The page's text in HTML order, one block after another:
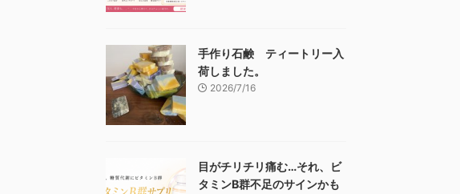
手作り石鹸 ティートリー入
荷しました。
2026/7/16
目がチリチリ痛む…それ、ビ
タミンB群不足のサインかも